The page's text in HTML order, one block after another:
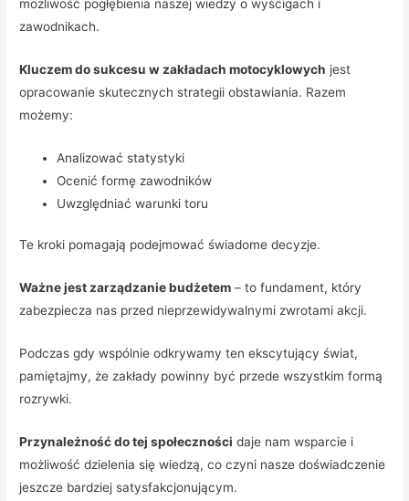
możliwość pogłębienia naszej wiedzy o wyścigach i
zawodnikach.
Kluczem do sukcesu w zakładach motocyklowych jest
opracowanie skutecznych strategii obstawiania. Razem
możemy:
Analizować statystyki
Ocenić formę zawodników
Uwzględniać warunki toru
Te kroki pomagają podejmować świadome decyzje.
Ważne jest zarządzanie budżetem – to fundament, który
zabezpiecza nas przed nieprzewidywalnymi zwrotami akcji.
Podczas gdy wspólnie odkrywamy ten ekscytujący świat,
pamiętajmy, że zakłady powinny być przede wszystkim formą
rozrywki.
Przynależność do tej społeczności daje nam wsparcie i
możliwość dzielenia się wiedzą, co czyni nasze doświadczenie
jeszcze bardziej satysfakcjonującym.